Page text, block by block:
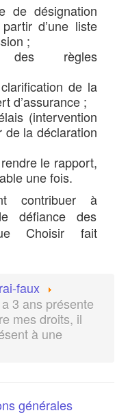
de désignation
d’une liste
;
des règles
de la
d’assurance ;
(intervention
de la déclaration
le rapport,
une fois.
contribuer à
défiance des
Choisir fait
faux
3 ans présente
mes droits, il
à une
générales